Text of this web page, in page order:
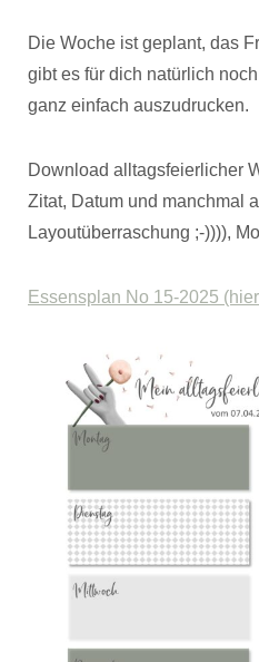
Die Woche ist geplant, das
gibt es für dich natürlich
ganz einfach auszudrucken.
Download alltagsfeierlicher
Zitat, Datum und manchmal
Layoutüberraschung ;-)))),
Essensplan No 15-2025